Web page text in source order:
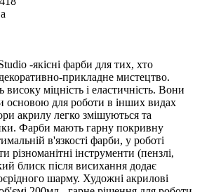
-якісні фарби для тих, хто
прикладне мистецтво.
міцність і еластичність. Вони
основою для роботи в інших видах
акрилу легко змішуються та
Фарби мають гарну покривну
в'язкості фарби, у роботі
різноманітні інструменти (пензлі,
блиск після висихання додає
шарму. Художні акрилові